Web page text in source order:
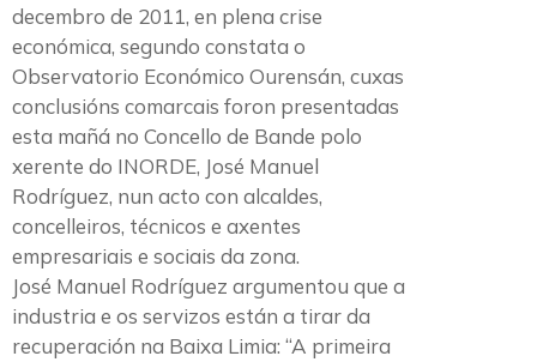
decembro de 2011, en plena crise
económica, segundo constata o
Observatorio Económico Ourensán, cuxas
conclusións comarcais foron presentadas
esta mañá no Concello de Bande polo
xerente do INORDE, José Manuel
Rodríguez, nun acto con alcaldes,
concelleiros, técnicos e axentes
empresariais e sociais da zona.
José Manuel Rodríguez argumentou que a
industria e os servizos están a tirar da
recuperación na Baixa Limia: “A primeira